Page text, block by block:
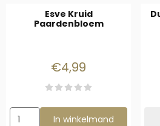
Esve Kruid
Paardenbloem
Prijs: 4,99
€4,99
Aantal kiezen voor Esve Kruid
In winkelmand